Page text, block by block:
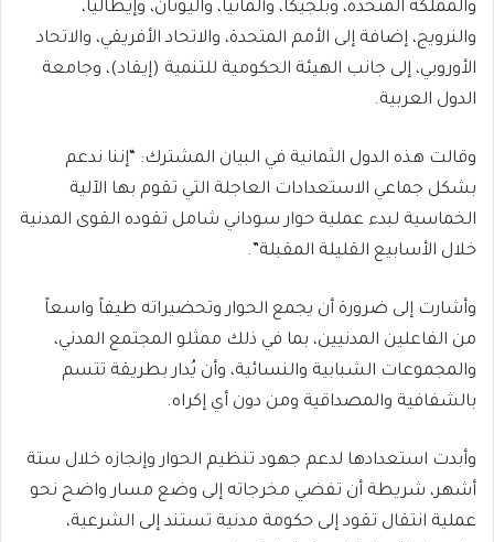
والمملكة المتحدة، وبلجيكا، وألمانيا، واليونان، وإيطاليا،
والنرويج، إضافة إلى الأمم المتحدة، والاتحاد الأفريقي، والاتحاد
الأوروبي، إلى جانب الهيئة الحكومية للتنمية (إيقاد)، وجامعة
الدول العربية.
وقالت هذه الدول الثمانية في البيان المشترك: “إننا ندعم
بشكل جماعي الاستعدادات العاجلة التي تقوم بها الآلية
الخماسية لبدء عملية حوار سوداني شامل تقوده القوى المدنية
خلال الأسابيع القليلة المقبلة”.
وأشارت إلى ضرورة أن يجمع الحوار وتحضيراته طيفاً واسعاً
من الفاعلين المدنيين، بما في ذلك ممثلو المجتمع المدني،
والمجموعات الشبابية والنسائية، وأن يُدار بطريقة تتسم
بالشفافية والمصداقية ومن دون أي إكراه.
وأبدت استعدادها لدعم جهود تنظيم الحوار وإنجازه خلال ستة
أشهر، شريطة أن تفضي مخرجاته إلى وضع مسار واضح نحو
عملية انتقال تقود إلى حكومة مدنية تستند إلى الشرعية،